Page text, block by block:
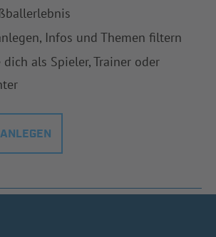
Infos und Themen filtern
dich als Spieler, Trainer oder